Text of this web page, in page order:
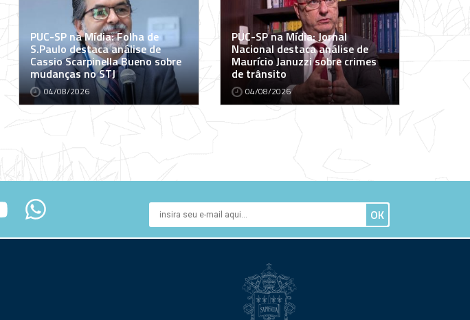
PUC-SP na Mídia: Folha de
S.Paulo destaca análise de
Cassio Scarpinella Bueno sobre
mudanças no STJ
04/08/2026
PUC-SP na Mídia: Jornal
Nacional destaca análise de
Maurício Januzzi sobre crimes
de trânsito
04/08/2026